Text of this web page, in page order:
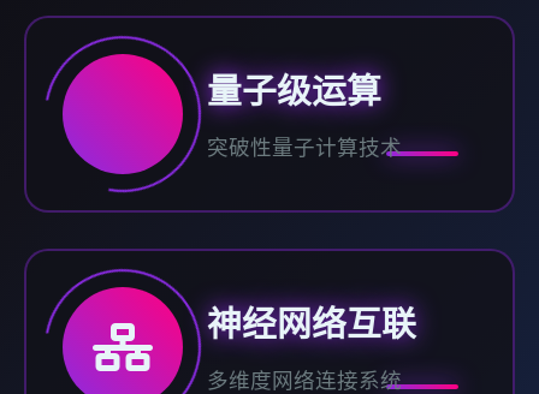
量子级运算
突破性量子计算技术
神经网络互联
多维度网络连接系统